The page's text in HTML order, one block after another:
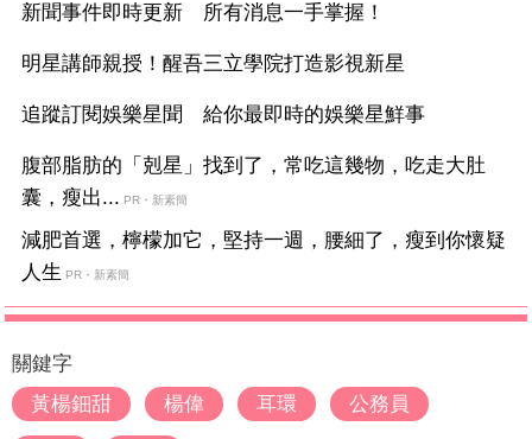
新聞事件即時更新 所有消息一手掌握！
明星講師親授！醒吾三立學院打造影視新星
追蹤訂閱娛樂星聞 給你最即時的娛樂星鮮事
腹部脂肪的「剋星」找到了，常吃這幾物，吃走大肚
囊，瘦出... PR・新素簡
減肥首選，檸檬加它，堅持一週，腰細了，瘦到你懷疑
人生
PR・新素簡
關鍵字
黃楊鈿甜
楊偉 耳環 公務員